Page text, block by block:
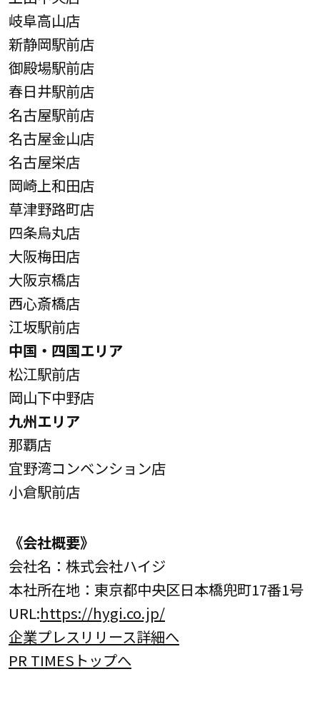
岐阜高山店
新静岡駅前店
御殿場駅前店
春日井駅前店
名古屋駅前店
名古屋金山店
名古屋栄店
岡崎上和田店
草津野路町店
四条烏丸店
大阪梅田店
大阪京橋店
西心斎橋店
江坂駅前店
中国・四国エリア
松江駅前店
岡山下中野店
九州エリア
那覇店
宜野湾コンベンション店
小倉駅前店
《会社概要》
会社名：株式会社ハイジ
本社所在地：東京都中央区日本橋兜町17番1号
URL:https://hygi.co.jp/
企業プレスリリース詳細へ
PR TIMESトップへ